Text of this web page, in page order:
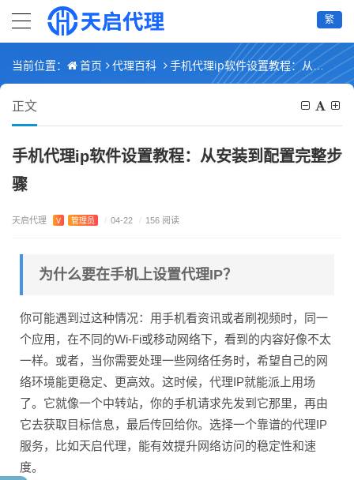
繁
当前位置： 首页 代理百科 手机代理ip软件设置教程：从安装到配置完整步骤
正文
手机代理ip软件设置教程：从安装到配置完整步
骤
天启代理 V 管理员 / 04-22 / 156 阅读
为什么要在手机上设置代理IP？
你可能遇到过这种情况：用手机看资讯或者刷视频时，同一
个应用，在不同的Wi-Fi或移动网络下，看到的内容好像不太
一样。或者，当你需要处理一些网络任务时，希望自己的网
络环境能更稳定、更高效。这时候，代理IP就能派上用场
了。它就像一个中转站，你的手机请求先发到它那里，再由
它去获取目标信息，最后传回给你。选择一个靠谱的代理IP
服务，比如天启代理，能有效提升网络访问的稳定性和速
度。